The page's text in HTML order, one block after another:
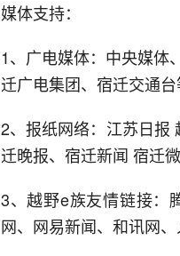
媒体支持：
1、广电媒体：中央媒体
迁广电集团、宿迁交通台
2、报纸网络：江苏日报
迁晚报、宿迁新闻 宿迁
3、越野e族友情链接：
网、网易新闻、和讯网